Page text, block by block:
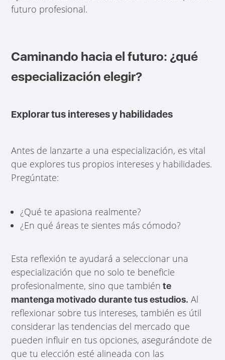
futuro profesional.
Caminando hacia el futuro: ¿qué
especialización elegir?
Explorar tus intereses y habilidades
Antes de lanzarte a una especialización, es vital
que explores tus propios intereses y habilidades.
Pregúntate:
¿Qué te apasiona realmente?
¿En qué áreas te sientes más cómodo?
Esta reflexión te ayudará a seleccionar una
especialización que no solo te beneficie
profesionalmente, sino que también te
mantenga motivado durante tus estudios. Al
reflexionar sobre tus intereses, también es útil
considerar las tendencias del mercado que
pueden influir en tus opciones, asegurándote de
que tu elección esté alineada con las